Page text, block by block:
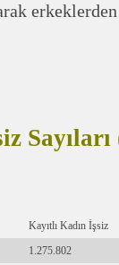
Kayıtlı Kadın İşsiz
1.275.802